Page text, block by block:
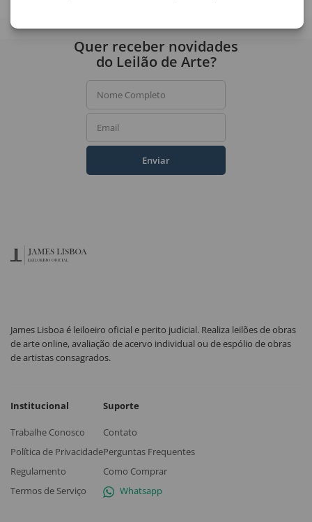
Quer receber novidades
do Leilão de Arte?
Nome Completo
Email
Enviar
James Lisboa é leiloeiro oficial e perito judicial. Realiza leilões de obras
de arte online, avaliação de acervo individual ou de espólio de obras
de artistas consagrados.
Institucional
Trabalhe Conosco
Política de Privacidade
Regulamento
Termos de Serviço
Suporte
Contato
Perguntas Frequentes
Como Comprar
Whatsapp